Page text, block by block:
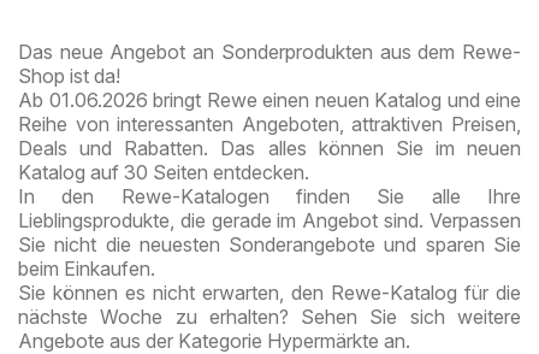
Das neue Angebot an Sonderprodukten aus dem Rewe-
Shop ist da!
Ab 01.06.2026 bringt Rewe einen neuen Katalog und eine
Reihe von interessanten Angeboten, attraktiven Preisen,
Deals und Rabatten. Das alles können Sie im neuen
Katalog auf 30 Seiten entdecken.
In den Rewe-Katalogen finden Sie alle Ihre
Lieblingsprodukte, die gerade im Angebot sind. Verpassen
Sie nicht die neuesten Sonderangebote und sparen Sie
beim Einkaufen.
Sie können es nicht erwarten, den Rewe-Katalog für die
nächste Woche zu erhalten? Sehen Sie sich weitere
Angebote aus der Kategorie Hypermärkte an.